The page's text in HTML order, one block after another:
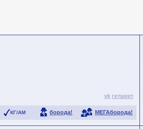
vk гетшеет
КГ/АМ борода! МЕГАборода!